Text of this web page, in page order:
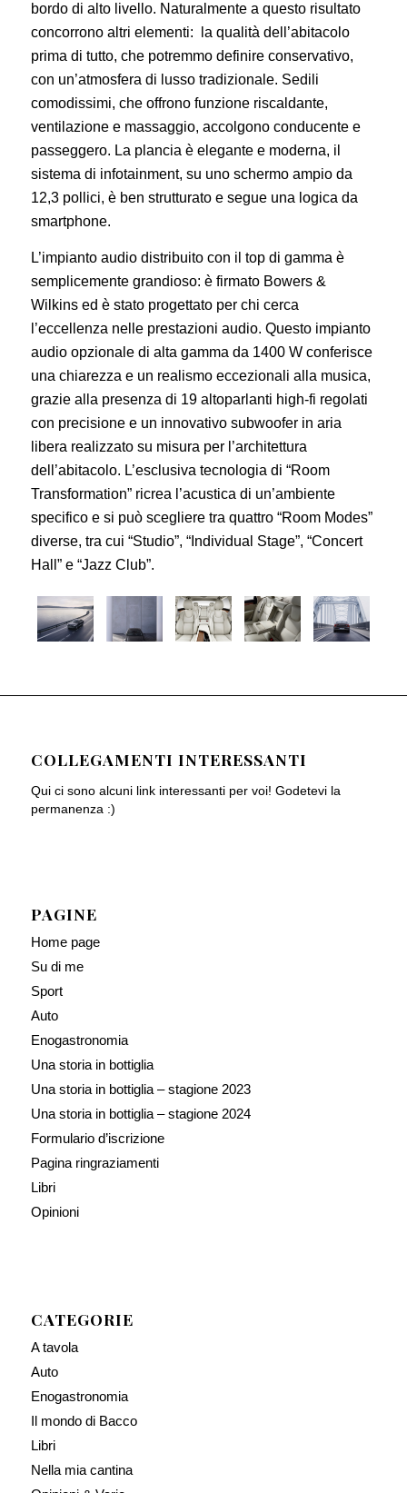
bordo di alto livello. Naturalmente a questo risultato
concorrono altri elementi: la qualità dell’abitacolo
prima di tutto, che potremmo definire conservativo,
con un’atmosfera di lusso tradizionale. Sedili
comodissimi, che offrono funzione riscaldante,
ventilazione e massaggio, accolgono conducente e
passeggero. La plancia è elegante e moderna, il
sistema di infotainment, su uno schermo ampio da
12,3 pollici, è ben strutturato e segue una logica da
smartphone.
L’impianto audio distribuito con il top di gamma è
semplicemente grandioso: è firmato Bowers &
Wilkins ed è stato progettato per chi cerca
l’eccellenza nelle prestazioni audio. Questo impianto
audio opzionale di alta gamma da 1400 W conferisce
una chiarezza e un realismo eccezionali alla musica,
grazie alla presenza di 19 altoparlanti high-fi regolati
con precisione e un innovativo subwoofer in aria
libera realizzato su misura per l’architettura
dell’abitacolo. L’esclusiva tecnologia di “Room
Transformation” ricrea l’acustica di un’ambiente
specifico e si può scegliere tra quattro “Room Modes”
diverse, tra cui “Studio”, “Individual Stage”, “Concert
Hall” e “Jazz Club”.
COLLEGAMENTI INTERESSANTI
Qui ci sono alcuni link interessanti per voi! Godetevi la
permanenza :)
PAGINE
Home page
Su di me
Sport
Auto
Enogastronomia
Una storia in bottiglia
Una storia in bottiglia – stagione 2023
Una storia in bottiglia – stagione 2024
Formulario d’iscrizione
Pagina ringraziamenti
Libri
Opinioni
CATEGORIE
A tavola
Auto
Enogastronomia
Il mondo di Bacco
Libri
Nella mia cantina